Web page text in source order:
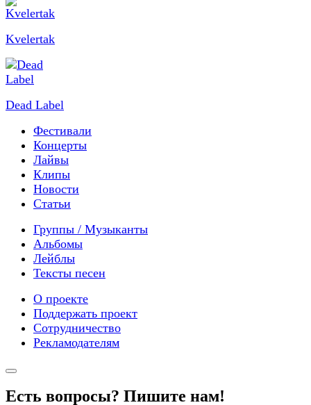
Kvelertak
Dead Label
Фестивали
Концерты
Лайвы
Клипы
Новости
Статьи
Группы / Музыканты
Альбомы
Лейблы
Тексты песен
О проекте
Поддержать проект
Сотрудничество
Рекламодателям
Есть вопросы? Пишите нам!